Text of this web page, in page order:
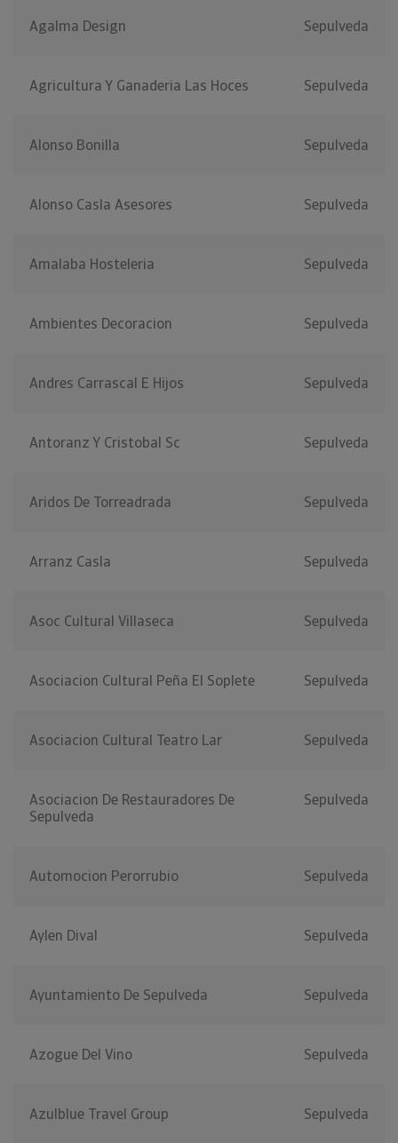
Agalma Design Sepulveda
Agricultura Y Ganaderia Las Hoces Sepulveda
Alonso Bonilla Sepulveda
Alonso Casla Asesores Sepulveda
Amalaba Hosteleria Sepulveda
Ambientes Decoracion Sepulveda
Andres Carrascal E Hijos Sepulveda
Antoranz Y Cristobal Sc Sepulveda
Aridos De Torreadrada Sepulveda
Arranz Casla Sepulveda
Asoc Cultural Villaseca Sepulveda
Asociacion Cultural Peña El Soplete Sepulveda
Asociacion Cultural Teatro Lar Sepulveda
Asociacion De Restauradores De
Sepulveda
Sepulveda
Automocion Perorrubio Sepulveda
Aylen Dival Sepulveda
Ayuntamiento De Sepulveda Sepulveda
Azogue Del Vino Sepulveda
Azulblue Travel Group Sepulveda